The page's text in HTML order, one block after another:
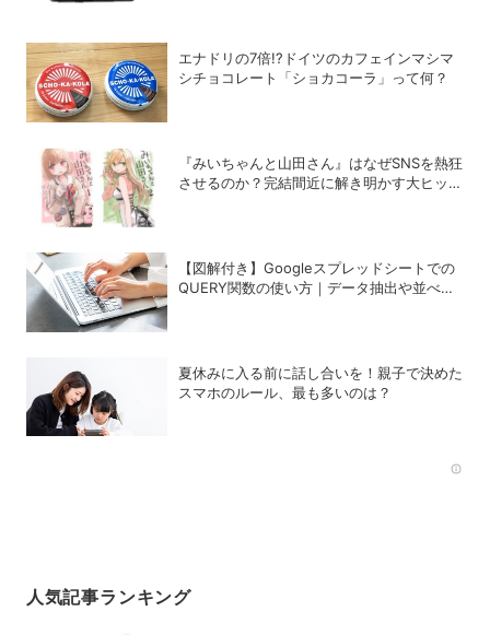
エナドリの7倍!?ドイツのカフェインマシマ
シチョコレート「ショカコーラ」って何？
『みいちゃんと山田さん』はなぜSNSを熱狂
させるのか？完結間近に解き明かす大ヒット
【図解付き】Googleスプレッドシートでの
QUERY関数の使い方｜データ抽出や並べ替
夏休みに入る前に話し合いを！親子で決めた
スマホのルール、最も多いのは？
人気記事ランキング